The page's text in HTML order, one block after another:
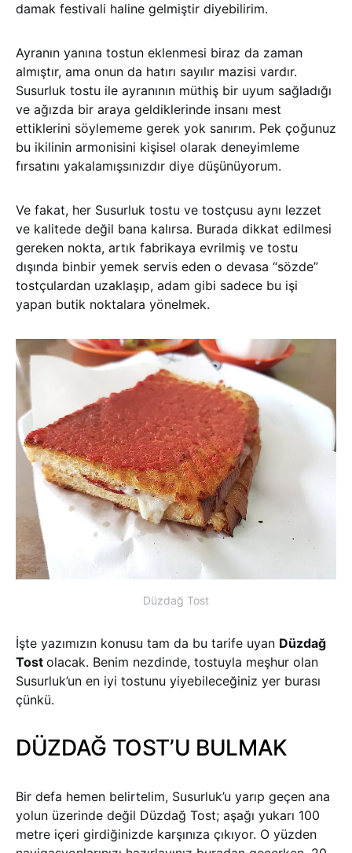
damak festivali haline gelmiştir diyebilirim.
Ayranın yanına tostun eklenmesi biraz da zaman
almıştır, ama onun da hatırı sayılır mazisi vardır.
Susurluk tostu ile ayranının müthiş bir uyum sağladığı
ve ağızda bir araya geldiklerinde insanı mest
ettiklerini söylememe gerek yok sanırım. Pek çoğunuz
bu ikilinin armonisini kişisel olarak deneyimleme
fırsatını yakalamışsınızdır diye düşünüyorum.
Ve fakat, her Susurluk tostu ve tostçusu aynı lezzet
ve kalitede değil bana kalırsa. Burada dikkat edilmesi
gereken nokta, artık fabrikaya evrilmiş ve tostu
dışında binbir yemek servis eden o devasa “sözde”
tostçulardan uzaklaşıp, adam gibi sadece bu işi
yapan butik noktalara yönelmek.
Düzdağ Tost
İşte yazımızın konusu tam da bu tarife uyan Düzdağ
Tost olacak. Benim nezdinde, tostuyla meşhur olan
Susurluk’un en iyi tostunu yiyebileceğiniz yer burası
çünkü.
DÜZDAĞ TOST’U BULMAK
Bir defa hemen belirtelim, Susurluk’u yarıp geçen ana
yolun üzerinde değil Düzdağ Tost; aşağı yukarı 100
metre içeri girdiğinizde karşınıza çıkıyor. O yüzden